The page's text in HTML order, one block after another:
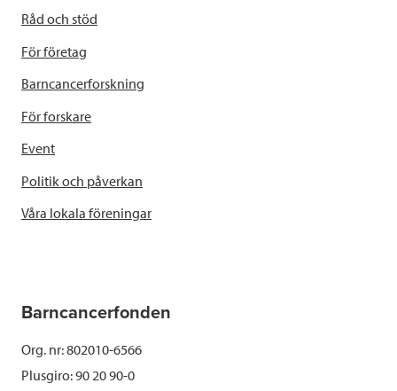
Råd och stöd
För företag
Barncancerforskning
För forskare
Event
Politik och påverkan
Våra lokala föreningar
Barncancerfonden
Org. nr: 802010-6566
Plusgiro: 90 20 90-0